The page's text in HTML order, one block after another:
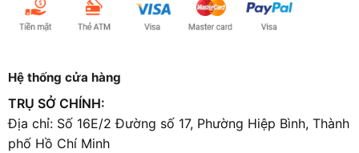
Hệ thống cửa hàng
TRỤ SỞ CHÍNH:
Địa chỉ: Số 16E/2 Đường số 17, Phường Hiệp Bình, Thành
phố Hồ Chí Minh